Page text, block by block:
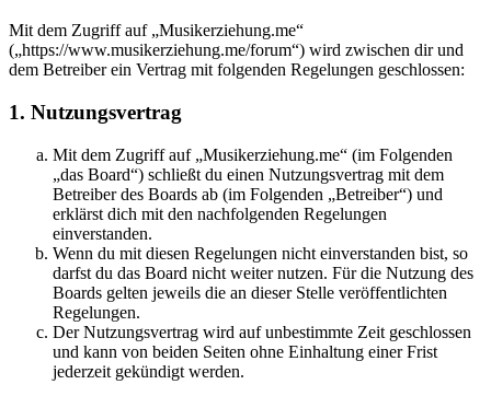
Mit dem Zugriff auf „Musikerziehung.me“
(„https://www.musikerziehung.me/forum“) wird zwischen dir und
dem Betreiber ein Vertrag mit folgenden Regelungen geschlossen:
1. Nutzungsvertrag
Mit dem Zugriff auf „Musikerziehung.me“ (im Folgenden
„das Board“) schließt du einen Nutzungsvertrag mit dem
Betreiber des Boards ab (im Folgenden „Betreiber“) und
erklärst dich mit den nachfolgenden Regelungen
einverstanden.
Wenn du mit diesen Regelungen nicht einverstanden bist, so
darfst du das Board nicht weiter nutzen. Für die Nutzung des
Boards gelten jeweils die an dieser Stelle veröffentlichten
Regelungen.
Der Nutzungsvertrag wird auf unbestimmte Zeit geschlossen
und kann von beiden Seiten ohne Einhaltung einer Frist
jederzeit gekündigt werden.